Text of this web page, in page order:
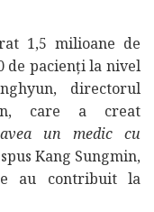
1,5 milioane de
de pacienți la nivel
directorul
care a creat
un medic cu
spus Kang Sungmin,
au contribuit la